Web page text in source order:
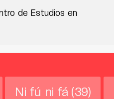
de Estudios en
Ni fú ni fá (39)